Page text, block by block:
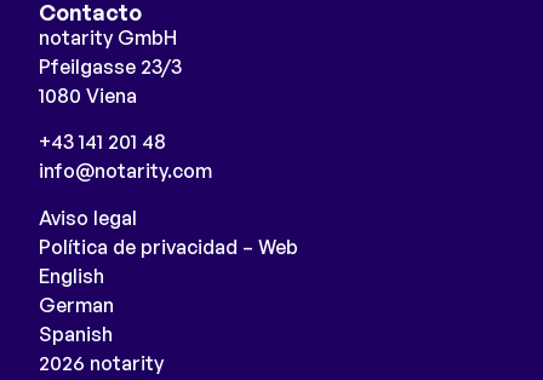
Contacto
notarity GmbH
Pfeilgasse 23/3
1080 Viena
+43 141 201 48
info@notarity.com
2026 notarity
Aviso legal
Política de privacidad – Web
English
German
Spanish